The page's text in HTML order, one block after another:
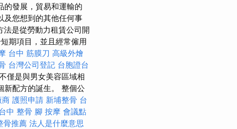
的發展，貿易和運輸的
及您想到的其他任何事
法是從勞動力租賃公司開
期項目，並且經常僱用
台中 筋膜刀 高級外燴
台灣公司登記 台胞證台
僅是與男女美容區域相
新配方的誕生。 整個公
商 護照申請 新埔整骨 台
中 整骨 腳 按摩 會議點
骨推薦 法人是什麼意思